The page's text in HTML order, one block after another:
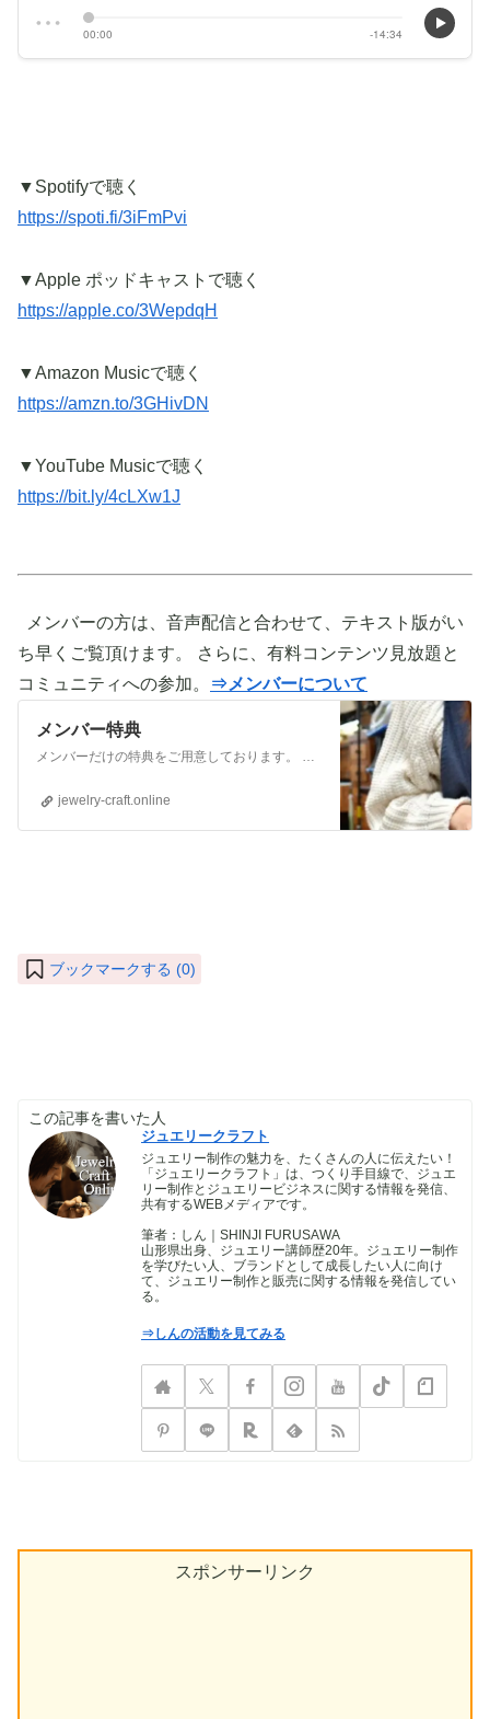
▼Spotifyで聴く
https://spoti.fi/3iFmPvi
▼Apple ポッドキャストで聴く
https://apple.co/3WepdqH
▼Amazon Musicで聴く
https://amzn.to/3GHivDN
▼YouTube Musicで聴く
https://bit.ly/4cLXw1J
メンバーの方は、音声配信と合わせて、テキスト版がい
ち早くご覧頂けます。 さらに、有料コンテンツ見放題と
コミュニティへの参加。
⇒メンバーについて
メンバー特典
メンバーだけの特典をご用意しております。 ぜひご活用頂き、ご自身の活動に役立てて下さい。 ⇒メンバーについて詳しく見てみる メンバーになる （） ①有料コンテンツが見放題！ ジュエリー制作に関する情報やビジネス情報やブランディングに関する情
jewelry-craft.online
ブックマークする (0)
この記事を書いた人
ジュエリークラフト
ジュエリー制作の魅力を、たくさんの人に伝えたい！
「ジュエリークラフト」は、つくり手目線で、ジュエ
リー制作とジュエリービジネスに関する情報を発信、
共有するWEBメディアです。
筆者：しん｜SHINJI FURUSAWA
山形県出身、ジュエリー講師歴20年。ジュエリー制作
を学びたい人、ブランドとして成長したい人に向け
て、ジュエリー制作と販売に関する情報を発信してい
る。
⇒しんの活動を見てみる
スポンサーリンク